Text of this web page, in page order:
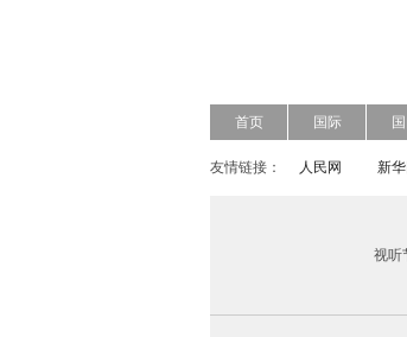
首页 国际
友情链接： 人民网 新华
视听